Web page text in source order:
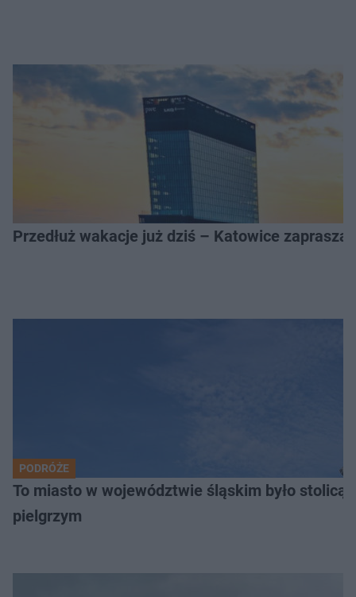
Przedłuż wakacje już dziś – Katowice
PODRÓŻE
To miasto w województwie śląskim było
pielgrzym